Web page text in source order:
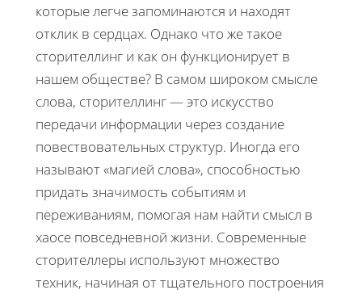
которые легче запоминаются и находят
отклик в сердцах. Однако что же такое
сторителлинг и как он функционирует в
нашем обществе? В самом широком смысле
слова, сторителлинг — это искусство
передачи информации через создание
повествовательных структур. Иногда его
называют «магией слова», способностью
придать значимость событиям и
переживаниям, помогая нам найти смысл в
хаосе повседневной жизни. Современные
сторителлеры используют множество
техник, начиная от тщательного построения